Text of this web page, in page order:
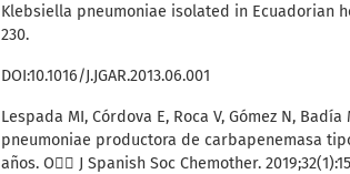
Klebsiella pneumoniae isolated in Ecuadorian
230.
DOI:10.1016/J.JGAR.2013.06.001
Lespada MI, Córdova E, Roca V, Gómez N,
pneumoniae productora de carbapenemasa
años. O J Spanish Soc Chemother.